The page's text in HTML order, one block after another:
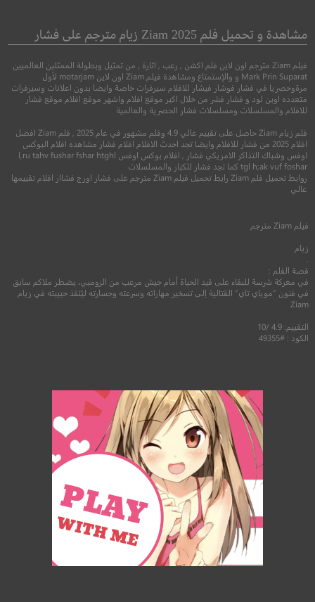
دراما
حرب الغد
اكشن●مغامرة ●
مشاهدة و تحميل فلم Ziam 2025 زيام مترجم على فشار
فيلم Ziam مترجم اون لاين فلم اكشن , رعب , اثارة , من تمثيل وبطولة الممثلين العالميين
Mark Prin Suparat و والإستمتاع ومشاهدة فيلم Ziam اون لاين motarjam لأول
مرةوحصريا في فشار فوشار فيشار للافلام سيرفرات خاصة وايضا بدون اعلانات وسيرفرات
متعدده اوبن لود و فشار فشر من خلال اكبر موقع افلام واشهر موقع افلام موقع فشار
للافلام والمسلسلات ومسلسلات فشار الحصرية والعالمية
فلم زيام Ziam حاصل على تقييم عالي 4.9 وفلم مشهور في عام 2025 , فلم Ziam افضل
افلام 2025 من فشار للافلام وايضا تجد احدث الافلام افلام فشار مشاهده افلام البوكس
اوفس وشباك التذاكر الامريكي فشار , افلام بوكس اوفس l,ru tahv fushar fshar htghl
tgl h;ak vuf foshar كما تجد فشار للكبار والمسلسلات
روابط تحميل فلم Ziam رابط تحميل فيلم Ziam مترجم على فشار اورج فشاار افلام تقييمها
عالي
فيلم Ziam مترجم
زيام
قصة الفلم :
في معركة شرسة للبقاء على قيد الحياة أمام جيش مرعب من الزومبي، يضطر ملاكم سابق
في فنون “موياي تاي” القتالية إلى تسخير مهاراته وسرعته وجسارته ليُنقذ حبيبته في زيام
Ziam
التقييم: 4.9 /10
الكود : #49355